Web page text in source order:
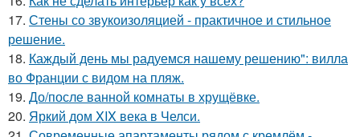
17. Стены со звукоизоляцией - практичное и стильное
решение.
18. Каждый день мы радуемся нашему решению": вилла
во Франции с видом на пляж.
19. До/после ванной комнаты в хрущёвке.
20. Яркий дом XIX века в Челси.